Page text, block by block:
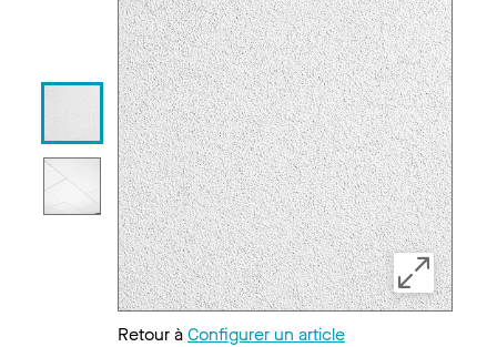
Retour àConfigurer un article